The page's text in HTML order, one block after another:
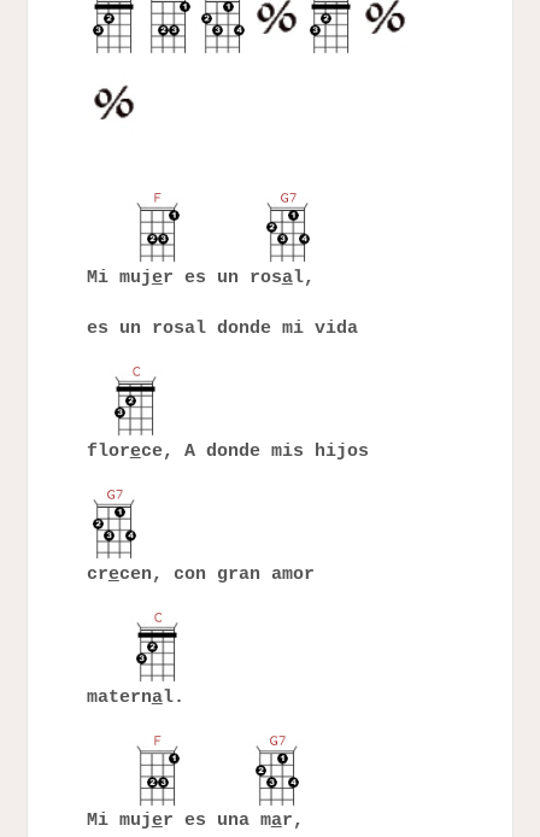
Mi mujer es un rosal,
es un rosal donde mi vida
florece, A donde mis hijos
crecen, con gran amor
maternal.
Mi mujer es una mar,